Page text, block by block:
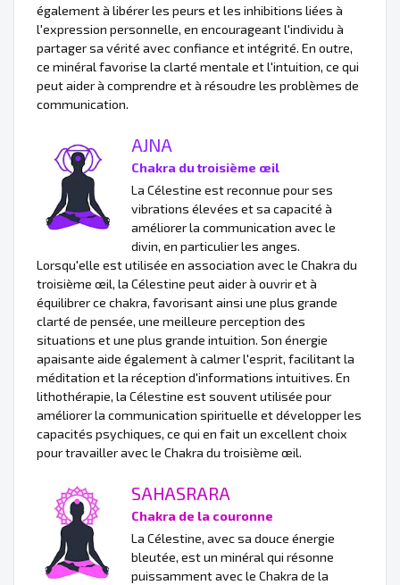
également à libérer les peurs et les inhibitions liées à
l'expression personnelle, en encourageant l'individu à
partager sa vérité avec confiance et intégrité. En outre,
ce minéral favorise la clarté mentale et l'intuition, ce qui
peut aider à comprendre et à résoudre les problèmes de
communication.
AJNA
Chakra du troisième œil
La Célestine est reconnue pour ses
vibrations élevées et sa capacité à
améliorer la communication avec le
divin, en particulier les anges.
Lorsqu'elle est utilisée en association avec le Chakra du
troisième œil, la Célestine peut aider à ouvrir et à
équilibrer ce chakra, favorisant ainsi une plus grande
clarté de pensée, une meilleure perception des
situations et une plus grande intuition. Son énergie
apaisante aide également à calmer l'esprit, facilitant la
méditation et la réception d'informations intuitives. En
lithothérapie, la Célestine est souvent utilisée pour
améliorer la communication spirituelle et développer les
capacités psychiques, ce qui en fait un excellent choix
pour travailler avec le Chakra du troisième œil.
SAHASRARA
Chakra de la couronne
La Célestine, avec sa douce énergie
bleutée, est un minéral qui résonne
puissamment avec le Chakra de la